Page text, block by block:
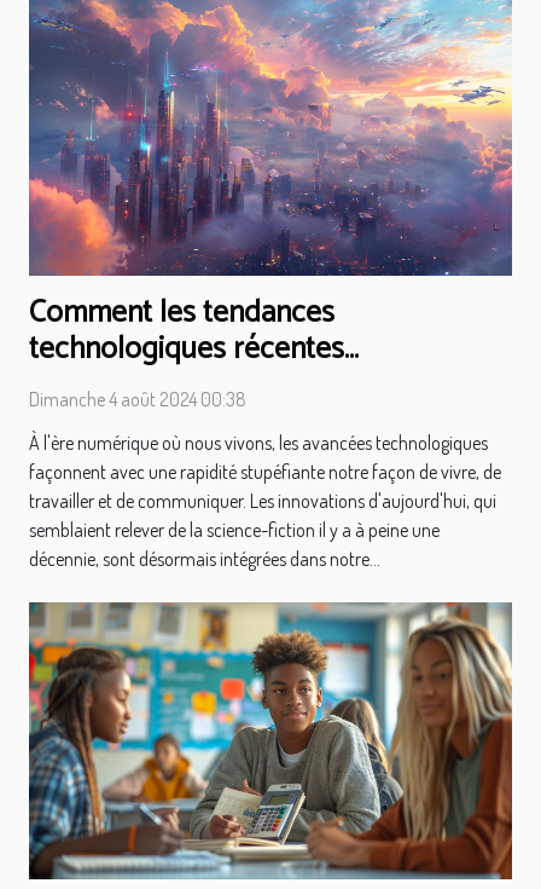
Comment les tendances
technologiques récentes
transforment notre quotidien
Dimanche 4 août 2024 00:38
À l'ère numérique où nous vivons, les avancées technologiques
façonnent avec une rapidité stupéfiante notre façon de vivre, de
travailler et de communiquer. Les innovations d'aujourd'hui, qui
semblaient relever de la science-fiction il y a à peine une
décennie, sont désormais intégrées dans notre...